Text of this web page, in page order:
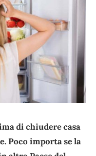
di chiudere casa
Poco importa se la